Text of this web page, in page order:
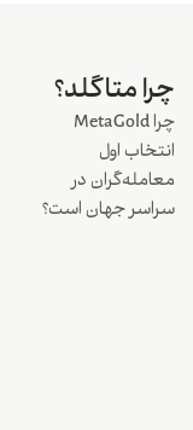
چرا متاگلد؟
چرا MetaGold
انتخاب اول
معامله‌گران در
سراسر جهان است؟